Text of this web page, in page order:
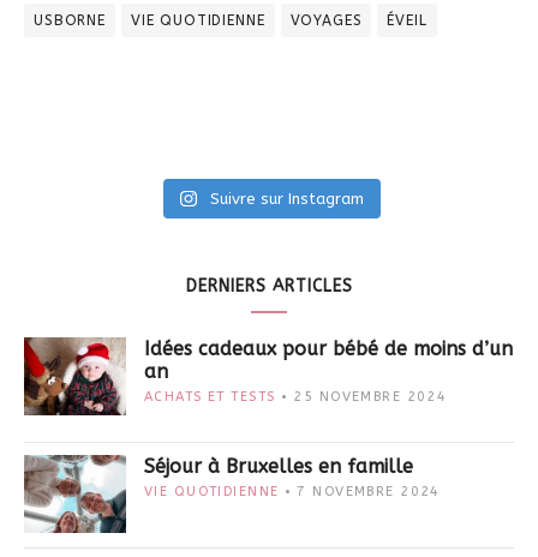
USBORNE VIE QUOTIDIENNE VOYAGES ÉVEIL
Suivre sur Instagram
DERNIERS ARTICLES
Idées cadeaux pour bébé de moins d’un
an
ACHATS ET TESTS 25 NOVEMBRE 2024
Séjour à Bruxelles en famille
VIE QUOTIDIENNE 7 NOVEMBRE 2024